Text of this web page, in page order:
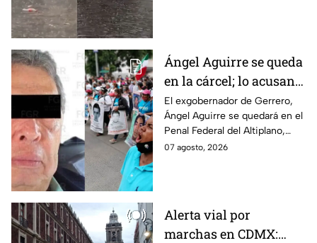
Ángel Aguirre se queda
en la cárcel; lo acusan
de destruir
información del caso
Ayotzinapa
El exgobernador de Gerrero,
Ángel Aguirre se quedará en el
Penal Federal del Altiplano,
luego de que fue detenido ayer
07 agosto, 2026
Alerta vial por
marchas en CDMX: